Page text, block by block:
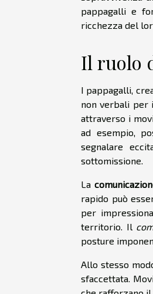
pappagalli e
ricchezza del
Il ruolo
I pappagalli,
non verbali per
attraverso i
ad esempio,
segnalare
sottomissione.
La
rapido può
per
territorio. Il
posture
Allo stesso
sfaccettata.